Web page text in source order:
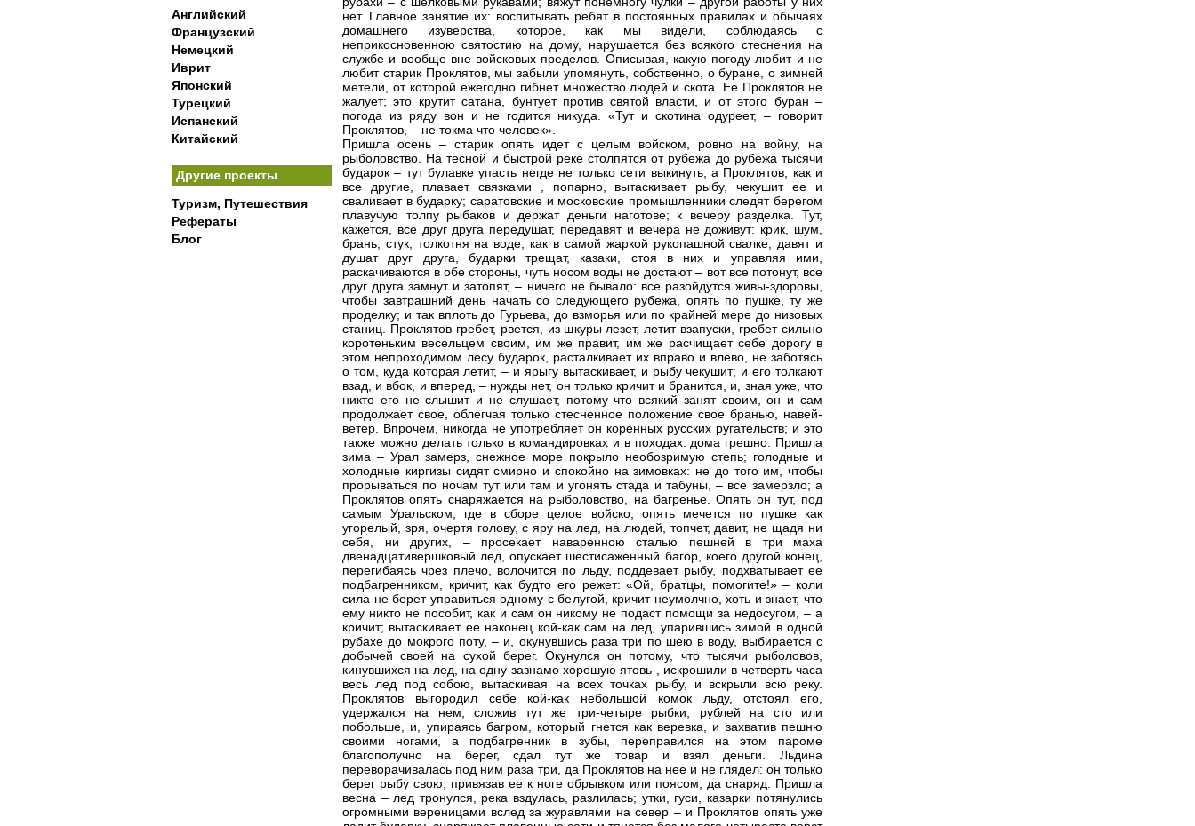
Английский
Французский
Немецкий
Иврит
Японский
Турецкий
Испанский
Китайский
Другие проекты
Туризм, Путешествия
Рефераты
Блог
нет. Главное занятие их: воспитывать ребят в постоянных правилах и обычаях
домашнего изуверства, которое, как мы видели, соблюдаясь с
неприкосновенною святостию на дому, нарушается без всякого стеснения на
службе и вообще вне войсковых пределов. Описывая, какую погоду любит и не
любит старик Проклятов, мы забыли упомянуть, собственно, о буране, о зимней
метели, от которой ежегодно гибнет множество людей и скота. Ее Проклятов не
жалует; это крутит сатана, бунтует против святой власти, и от этого буран –
погода из ряду вон и не годится никуда. «Тут и скотина одуреет, – говорит
Проклятов, – не токма что человек».
Пришла осень – старик опять идет с целым войском, ровно на войну, на
рыболовство. На тесной и быстрой реке столпятся от рубежа до рубежа тысячи
бударок – тут булавке упасть негде не только сети выкинуть; а Проклятов, как и
все другие, плавает связками
, попарно, вытаскивает рыбу, чекушит ее и
сваливает в бударку; саратовские и московские промышленники следят берегом
плавучую толпу рыбаков и держат деньги наготове; к вечеру разделка. Тут,
кажется, все друг друга передушат, передавят и вечера не доживут: крик, шум,
брань, стук, толкотня на воде, как в самой жаркой рукопашной свалке; давят и
душат друг друга, бударки трещат, казаки, стоя в них и управляя ими,
раскачиваются в обе стороны, чуть носом воды не достают – вот все потонут, все
друг друга замнут и затопят, – ничего не бывало: все разойдутся живы-здоровы,
чтобы завтрашний день начать со следующего рубежа, опять по пушке, ту же
проделку; и так вплоть до Гурьева, до взморья или по крайней мере до низовых
станиц. Проклятов гребет, рвется, из шкуры лезет, летит взапуски, гребет сильно
коротеньким весельцем своим, им же правит, им же расчищает себе дорогу в
этом непроходимом лесу бударок, расталкивает их вправо и влево, не заботясь
о том, куда которая летит, – и ярыгу вытаскивает, и рыбу чекушит; и его толкают
взад, и вбок, и вперед, – нужды нет, он только кричит и бранится, и, зная уже, что
никто его не слышит и не слушает, потому что всякий занят своим, он и сам
продолжает свое, облегчая только стесненное положение свое бранью, навей-
ветер. Впрочем, никогда не употребляет он коренных русских ругательств; и это
также можно делать только в командировках и в походах: дома грешно. Пришла
зима – Урал замерз, снежное море покрыло необозримую степь; голодные и
холодные киргизы сидят смирно и спокойно на зимовках: не до того им, чтобы
прорываться по ночам тут или там и угонять стада и табуны, – все замерзло; а
Проклятов опять снаряжается на рыболовство, на багренье. Опять он тут, под
самым Уральском, где в сборе целое войско, опять мечется по пушке как
угорелый, зря, очертя голову, с яру на лед, на людей, топчет, давит, не щадя ни
себя, ни других, – просекает наваренною сталью пешней в три маха
двенадцативершковый лед, опускает шестисаженный багор, коего другой конец,
перегибаясь чрез плечо, волочится по льду, поддевает рыбу, подхватывает ее
подбагренником, кричит, как будто его режет: «Ой, братцы, помогите!» – коли
сила не берет управиться одному с белугой, кричит неумолчно, хоть и знает, что
ему никто не пособит, как и сам он никому не подаст помощи за недосугом, – а
кричит; вытаскивает ее наконец кой-как сам на лед, упарившись зимой в одной
рубахе до мокрого поту, – и, окунувшись раза три по шею в воду, выбирается с
добычей своей на сухой берег. Окунулся он потому, что тысячи рыболовов,
кинувшихся на лед, на одну зазнамо хорошую ятовь
, искрошили в четверть часа
весь лед под собою, вытаскивая на всех точках рыбу, и вскрыли всю реку.
Проклятов выгородил себе кой-как небольшой комок льду, отстоял его,
удержался на нем, сложив тут же три-четыре рыбки, рублей на сто или
побольше, и, упираясь багром, который гнется как веревка, и захватив пешню
своими ногами, а подбагренник в зубы, переправился на этом пароме
благополучно на берег, сдал тут же товар и взял деньги. Льдина
переворачивалась под ним раза три, да Проклятов на нее и не глядел: он только
берег рыбу свою, привязав ее к ноге обрывком или поясом, да снаряд. Пришла
весна – лед тронулся, река вздулась, разлилась; утки, гуси, казарки потянулись
огромными вереницами вслед за журавлями на север – и Проклятов опять уже